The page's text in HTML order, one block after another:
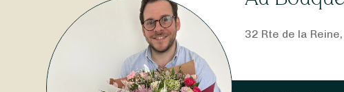
32 Rte de la